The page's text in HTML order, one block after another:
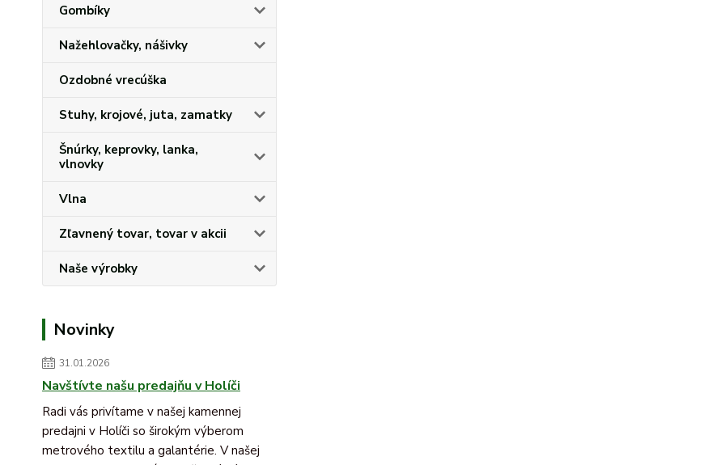
Gombíky
Nažehlovačky, nášivky
Ozdobné vrecúška
Stuhy, krojové, juta, zamatky
Šnúrky, keprovky, lanka,
vlnovky
Vlna
Zľavnený tovar, tovar v akcii
Naše výrobky
Novinky
31.01.2026
Navštívte našu predajňu v Holíči
Radi vás privítame v našej kamennej
predajni v Holíči so širokým výberom
metrového textilu a galantérie. V našej